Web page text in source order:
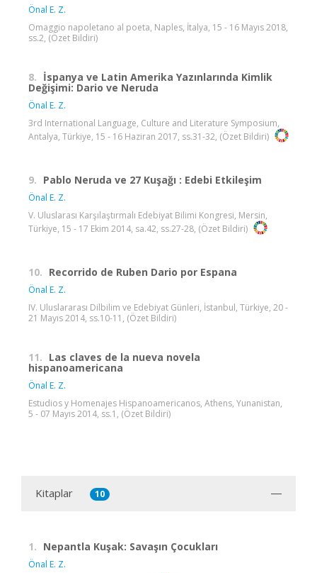
Önal E. Z.
Omaggio napoletano al poeta, Naples, İtalya, 15 - 16 Mayıs 2018,
ss.2, (Özet Bildiri)
8. İspanya ve Latin Amerika Yazınlarında Kimlik
Değişimi: Dario ve Neruda
Önal E. Z.
3rd International Language, Culture and Literature Symposium,
Antalya, Türkiye, 15 - 16 Haziran 2017, ss.31-32, (Özet Bildiri)
9. Pablo Neruda ve 27 Kuşağı : Edebi Etkileşim
Önal E. Z.
V. Uluslarası Karşılaştırmalı Edebiyat Bilimi Kongresi, Mersin,
Türkiye, 15 - 17 Ekim 2014, sa.42, ss.27-28, (Özet Bildiri)
10. Recorrido de Ruben Dario por Espana
Önal E. Z.
IV. Uluslararası Dilbilim ve Edebiyat Günleri, İstanbul, Türkiye, 20 -
21 Mayıs 2014, ss.10-11, (Özet Bildiri)
11. Las claves de la nueva novela
hispanoamericana
Önal E. Z.
Estudios y Homenajes Hispanoamericanos, Athens, Yunanistan,
5 - 07 Mayıs 2014, ss.1, (Özet Bildiri)
Kitaplar 10
1. Nepantla Kuşak: Savaşın Çocukları
Önal E. Z.